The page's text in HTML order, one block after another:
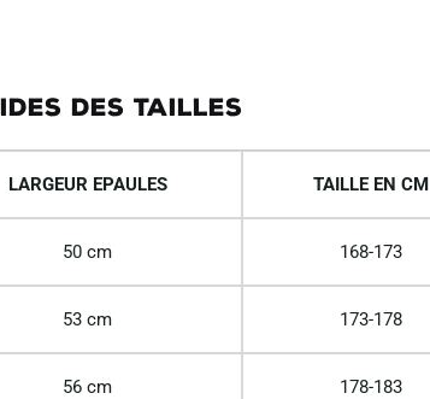
DES TAILLES
LARGEUR EPAULES TAILLE EN CM
50 cm 168-173
53 cm 173-178
56 cm 178-183